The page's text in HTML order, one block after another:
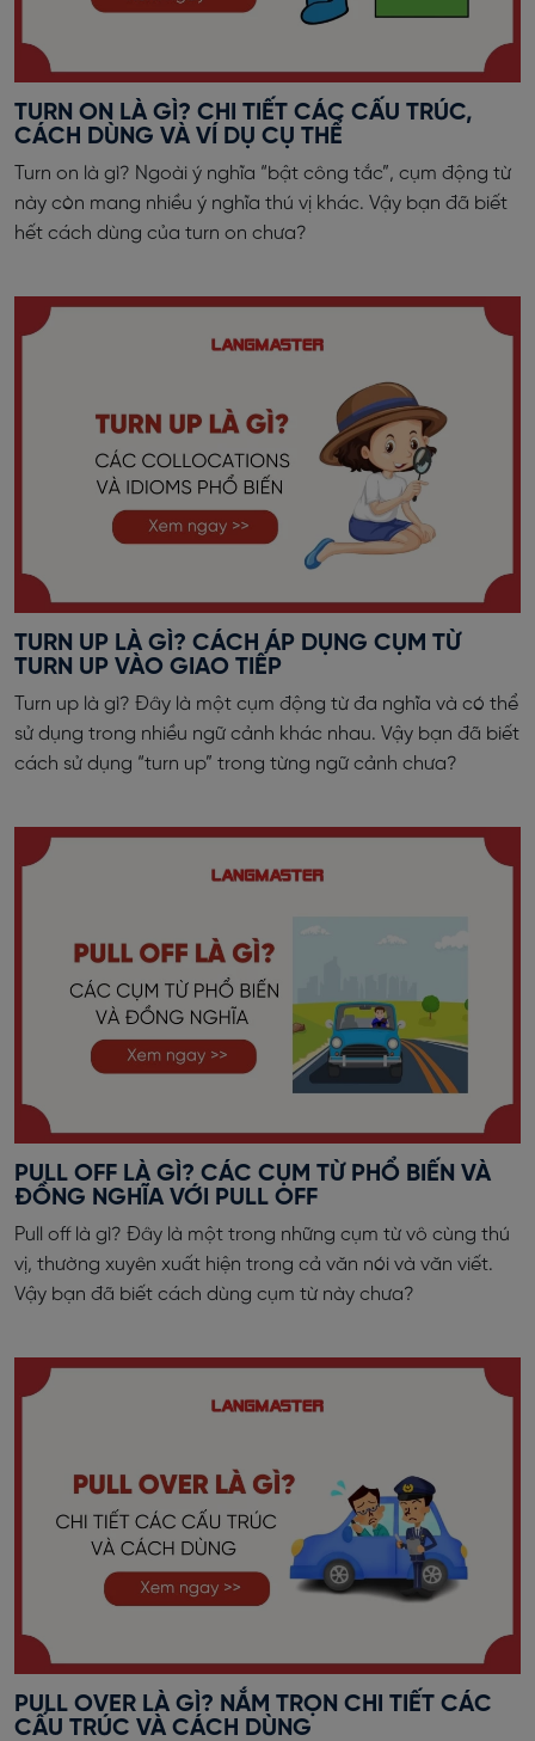
TURN ON LÀ GÌ? CHI TIẾT CÁC CẤU TRÚC,
CÁCH DÙNG VÀ VÍ DỤ CỤ THỂ
Turn on là gì? Ngoài ý nghĩa “bật công tắc”, cụm động từ
này còn mang nhiều ý nghĩa thú vị khác. Vậy bạn đã biết
hết cách dùng của turn on chưa?
TURN UP LÀ GÌ? CÁCH ÁP DỤNG CỤM TỪ
TURN UP VÀO GIAO TIẾP
Turn up là gì? Đây là một cụm động từ đa nghĩa và có thể
sử dụng trong nhiều ngữ cảnh khác nhau. Vậy bạn đã biết
cách sử dụng “turn up” trong từng ngữ cảnh chưa?
PULL OFF LÀ GÌ? CÁC CỤM TỪ PHỔ BIẾN VÀ
ĐỒNG NGHĨA VỚI PULL OFF
Pull off là gì? Đây là một trong những cụm từ vô cùng thú
vị, thường xuyên xuất hiện trong cả văn nói và văn viết.
Vậy bạn đã biết cách dùng cụm từ này chưa?
PULL OVER LÀ GÌ? NẮM TRỌN CHI TIẾT CÁC
CẤU TRÚC VÀ CÁCH DÙNG